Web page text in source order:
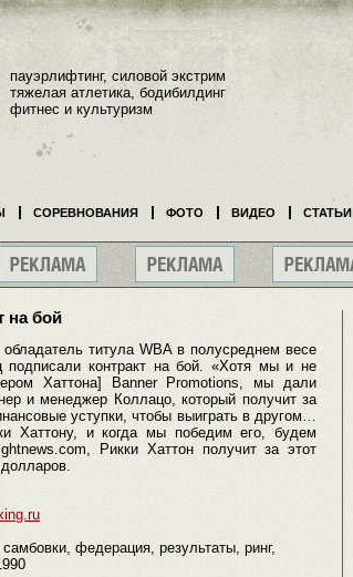
на бой
титула WBA в полусреднем весе
подписали контракт на бой. «Хотя мы и не
Хаттона] Banner Promotions, мы дали
и менеджер Коллацо, который получит за
уступки, чтобы выиграть в другом…
Хаттону, и когда мы победим его, будем
Рикки Хаттон получит за этот
федерация, результаты, ринг,
пауэрлифтинг, силовой экстрим
тяжелая атлетика, бодибилдинг
фитнес и культуризм
СОРЕВНОВАНИЯ ФОТО ВИДЕО СТАТЬИ